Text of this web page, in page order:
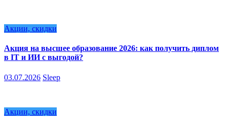
Акции, скидки
Акция на высшее образование 2026: как получить диплом
в IT и ИИ с выгодой?
03.07.2026 Sleep
Акции, скидки